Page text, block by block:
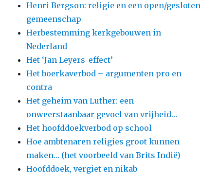
Henri Bergson: religie en een open/gesloten
gemeenschap
Herbestemming kerkgebouwen in
Nederland
Het ‘Jan Leyers-effect’
Het boerkaverbod – argumenten pro en
contra
Het geheim van Luther: een
onweerstaanbaar gevoel van vrijheid…
Het hoofddoekverbod op school
Hoe ambtenaren religies groot kunnen
maken… (het voorbeeld van Brits Indië)
Hoofddoek, vergiet en nikab